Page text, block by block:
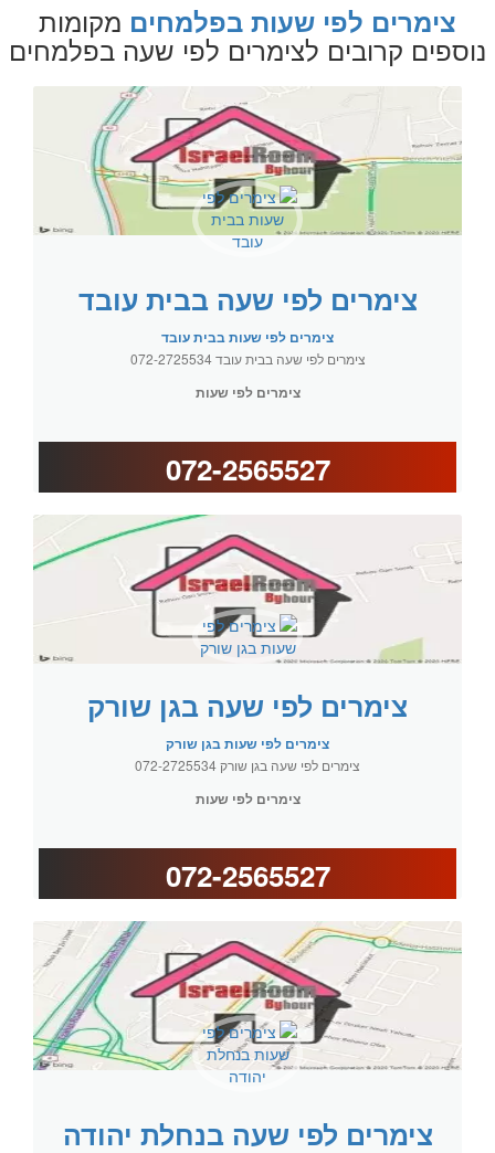
צימרים לפי שעות בפלמחים מקומות
נוספים קרובים לצימרים לפי שעה בפלמחים
צימרים לפי שעה בבית עובד
צימרים לפי שעות בבית עובד
צימרים לפי שעה בבית עובד 072-2725534
צימרים לפי שעות
072-2565527
צימרים לפי שעה בגן שורק
צימרים לפי שעות בגן שורק
צימרים לפי שעה בגן שורק 072-2725534
צימרים לפי שעות
072-2565527
צימרים לפי שעה בנחלת יהודה